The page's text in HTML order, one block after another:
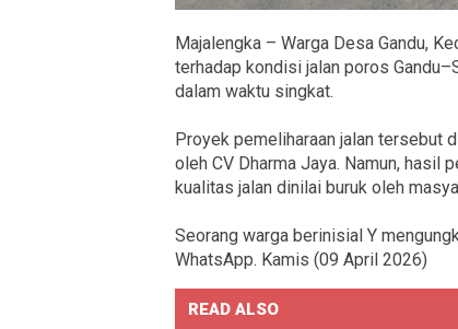
Majalengka – Warga Desa Gandu,
terhadap kondisi jalan poros
dalam waktu singkat.
Proyek pemeliharaan jalan tersebut
oleh CV Dharma Jaya. Namun,
kualitas jalan dinilai buruk oleh
Seorang warga berinisial Y
WhatsApp. Kamis (09 April 2026)
READ ALSO